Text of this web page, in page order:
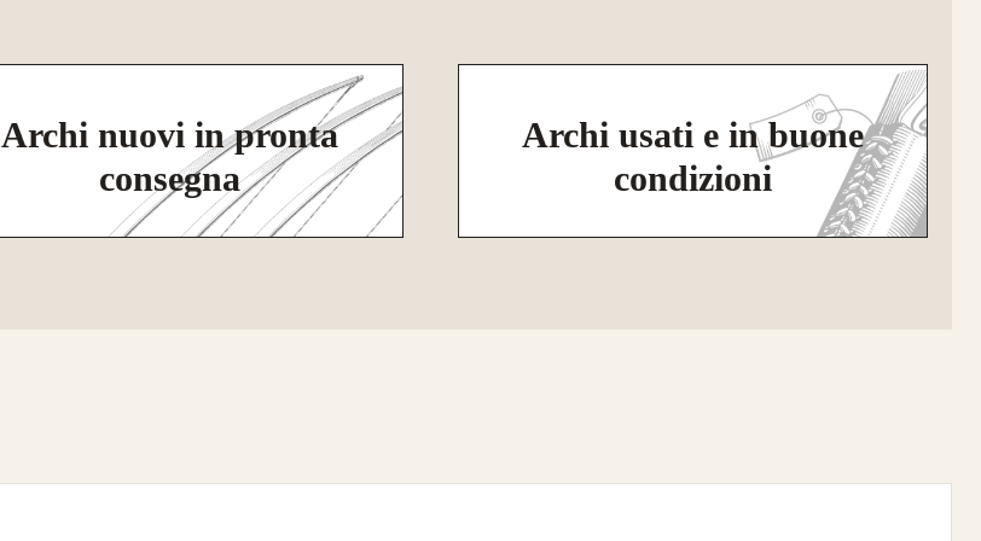
Archi nuovi in pronta
consegna
Archi usati e in buone
condizioni